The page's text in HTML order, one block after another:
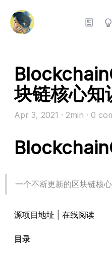
块链核心知
Apr 3, 2021 · 2min · 0
一个不断更新的区块链核
源项目地址 在线阅读
目录